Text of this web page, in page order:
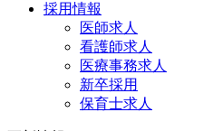
採用情報
医師求人
看護師求人
医療事務求人
新卒採用
保育士求人